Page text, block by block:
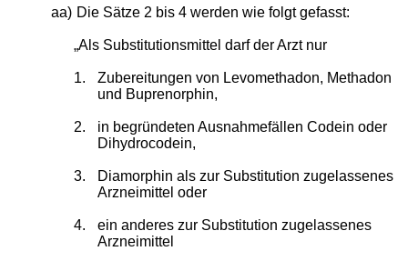
aa) Die Sätze 2 bis 4 werden wie folgt gefasst:
„Als Substitutionsmittel darf der Arzt nur
1.
Zubereitungen von Levomethadon, Methadon
und Buprenorphin,
2.
in begründeten Ausnahmefällen Codein oder
Dihydrocodein,
3.
Diamorphin als zur Substitution zugelassenes
Arzneimittel oder
4.
ein anderes zur Substitution zugelassenes
Arzneimittel